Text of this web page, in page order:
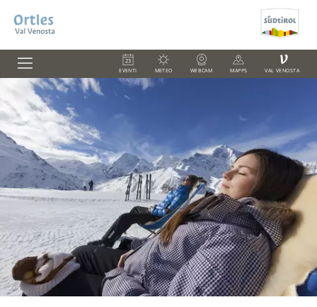
EVENTI METEO WEBCAM MAPPS
V
VAL VENOSTA